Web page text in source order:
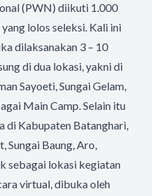
(PWN) diikuti 1.000
lolos seleksi. Kali ini
dilaksanakan 3 – 10
di dua lokasi, yakni di
Sayoeti, Sungai Gelam,
Main Camp. Selain itu
di Kabupaten Batanghari,
Sungai Baung, Aro,
sebagai lokasi kegiatan
virtual, dibuka oleh